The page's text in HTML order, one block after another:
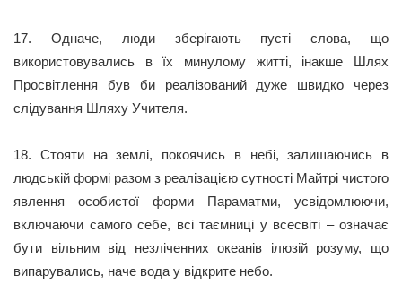
17. Одначе, люди зберігають пусті слова, що
використовувались в їх минулому житті, інакше Шлях
Просвітлення був би реалізований дуже швидко через
слідування Шляху Учителя.
18. Стояти на землі, покоячись в небі, залишаючись в
людській формі разом з реалізацією сутності Майтрі чистого
явлення особистої форми Параматми, усвідомлюючи,
включаючи самого себе, всі таємниці у всесвіті – означає
бути вільним від незліченних океанів ілюзій розуму, що
випарувались, наче вода у відкрите небо.